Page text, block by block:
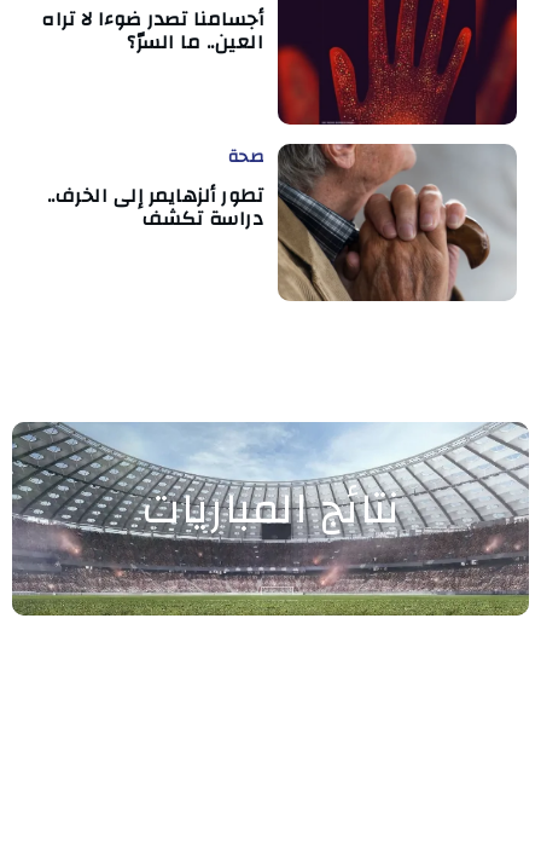
أجسامنا تصدر ضوءا لا تراه
العين.. ما السرّ؟
صحة
تطور ألزهايمر إلى الخرف..
دراسة تكشف
نتائج المباريات